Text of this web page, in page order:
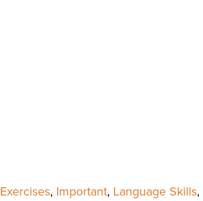
Exercises, Important, Language Skills,